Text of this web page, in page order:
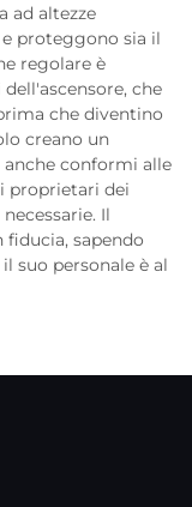
ad altezze
proteggono sia il
regolare è
che
che diventino
creano un
conformi alle
proprietari dei
Il
sapendo
suo personale è al